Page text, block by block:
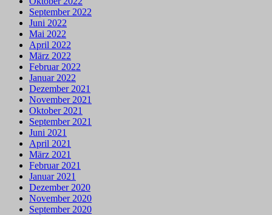
September 2022
Juni 2022
Mai 2022
April 2022
März 2022
Februar 2022
Januar 2022
Dezember 2021
November 2021
Oktober 2021
September 2021
Juni 2021
April 2021
März 2021
Februar 2021
Januar 2021
Dezember 2020
November 2020
September 2020